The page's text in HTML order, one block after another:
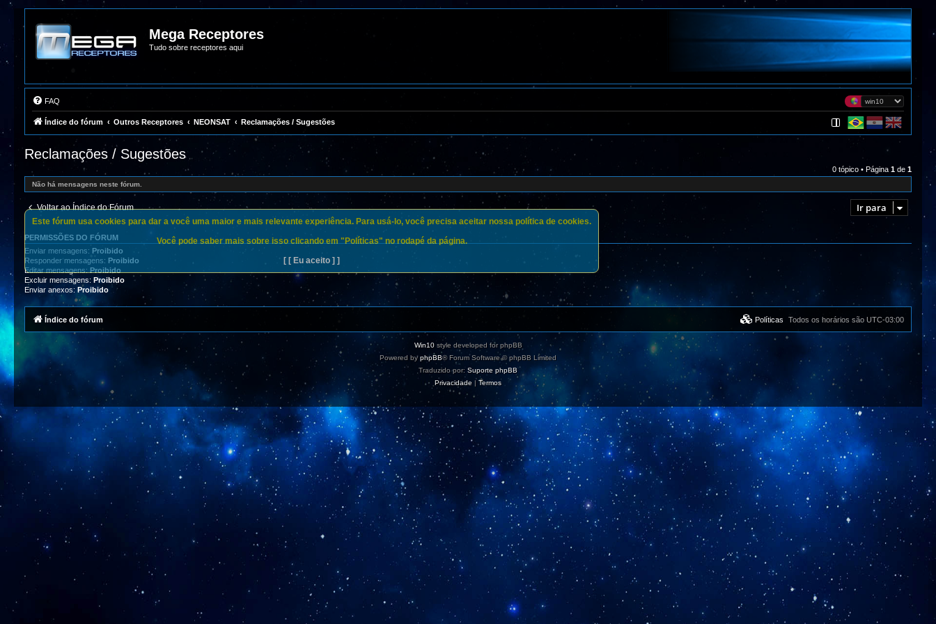
Mega Receptores
Tudo sobre receptores aqui
FAQ
Índice do fórum Outros Receptores NEONSAT Reclamações / Sugestões
Reclamações / Sugestões
0 tópico • Página 1 de 1
Não há mensagens neste fórum.
Voltar ao Índice do Fórum Ir para
PERMISSÕES DO FÓRUM
Enviar mensagens: Proibido
Responder mensagens: Proibido
Editar mensagens: Proibido
Excluir mensagens: Proibido
Enviar anexos: Proibido
Este fórum usa cookies para dar a você uma maior e mais relevante experiência. Para usá-lo, você precisa aceitar nossa política de cookies.
Você pode saber mais sobre isso clicando em "Políticas" no rodapé da página.
[ [ Eu aceito ] ]
Índice do fórum Todos os horários são UTC-03:00
Políticas
Win10style developed for phpBB
Powered byphpBB® Forum Software © phpBB Limited
Traduzido por: Suporte phpBB
Privacidade | Termos